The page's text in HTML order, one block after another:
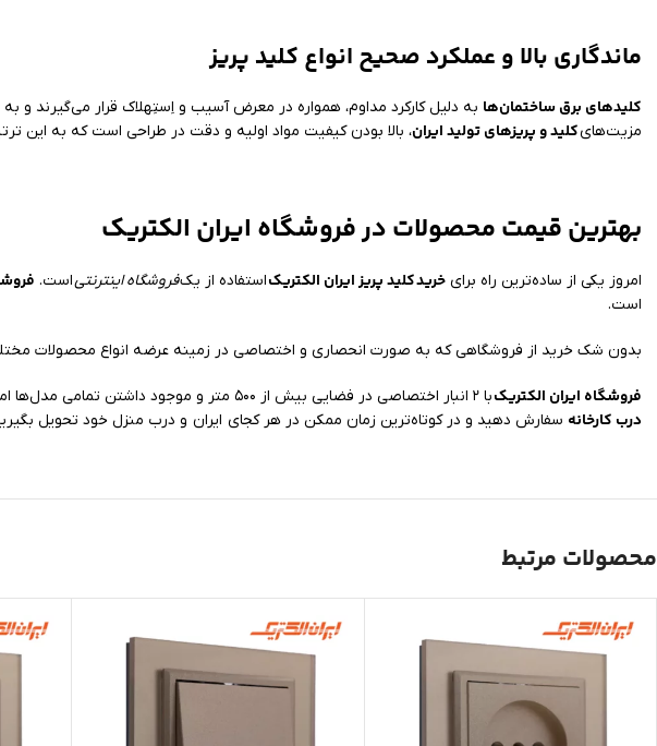
ماندگاری بالا و عملکرد صحیح انواع کلید پریز
کلیدهای برق ساختمان‌ها به دلیل کارکرد مداوم، همواره در معرض آسیب و اِستِهلاک قرار می‌گیرند و به
مزیت‌هایکلید و پریزهای تولید ایران، بالا بودن کیفیت مواد اولیه و دقت در طراحی است که به این
بهترین قیمت محصولات در فروشگاه ایران الکتریک
امروز یکی از ساده‌ترین راه برای خریدکلید پریز ایران الکتریکاستفاده از یکفروشگاه اینترنتیاست.
است.
بدون شک خرید از فروشگاهی که به صورت انحصاری و اختصاصی در زمینه عرضه انواع محصولات
فروشگاه ایران الکتریکبا ۲ انبار اختصاصی در فضایی بیش از ۵۰۰ متر و موجود داشتن تمامی مدل‌ها امکان ارسال خرید شما به سراسر کشور را فراهم کرده است. شما می‌توانید کالای مورد نیاز خود را با
درب کارخانه سفارش دهید و در کوتاه‌ترین زمان ممکن در هر کجای ایران و درب منزل خود تحویل
محصولات مرتبط